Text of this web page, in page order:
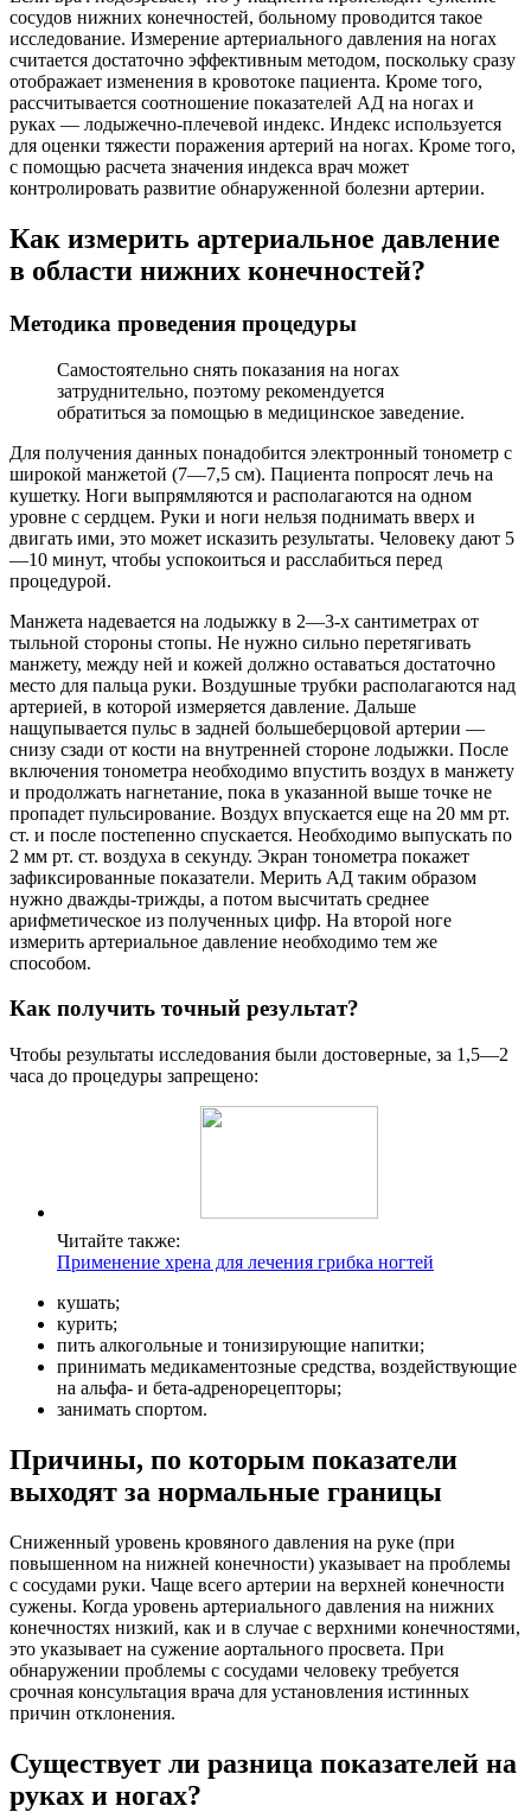
сосудов нижних конечностей, больному проводится такое
исследование. Измерение артериального давления на ногах
считается достаточно эффективным методом, поскольку сразу
отображает изменения в кровотоке пациента. Кроме того,
рассчитывается соотношение показателей АД на ногах и
руках — лодыжечно-плечевой индекс. Индекс используется
для оценки тяжести поражения артерий на ногах. Кроме того,
с помощью расчета значения индекса врач может
контролировать развитие обнаруженной болезни артерии.
Как измерить артериальное давление
в области нижних конечностей?
Методика проведения процедуры
Самостоятельно снять показания на ногах
затруднительно, поэтому рекомендуется
обратиться за помощью в медицинское заведение.
Для получения данных понадобится электронный тонометр с
широкой манжетой (7—7,5 см). Пациента попросят лечь на
кушетку. Ноги выпрямляются и располагаются на одном
уровне с сердцем. Руки и ноги нельзя поднимать вверх и
двигать ими, это может исказить результаты. Человеку дают 5
—10 минут, чтобы успокоиться и расслабиться перед
процедурой.
Манжета надевается на лодыжку в 2—3-х сантиметрах от
тыльной стороны стопы. Не нужно сильно перетягивать
манжету, между ней и кожей должно оставаться достаточно
место для пальца руки. Воздушные трубки располагаются над
артерией, в которой измеряется давление. Дальше
нащупывается пульс в задней большеберцовой артерии —
снизу сзади от кости на внутренней стороне лодыжки. После
включения тонометра необходимо впустить воздух в манжету
и продолжать нагнетание, пока в указанной выше точке не
пропадет пульсирование. Воздух впускается еще на 20 мм рт.
ст. и после постепенно спускается. Необходимо выпускать по
2 мм рт. ст. воздуха в секунду. Экран тонометра покажет
зафиксированные показатели. Мерить АД таким образом
нужно дважды-трижды, а потом высчитать среднее
арифметическое из полученных цифр. На второй ноге
измерить артериальное давление необходимо тем же
способом.
Как получить точный результат?
Чтобы результаты исследования были достоверные, за 1,5—2
часа до процедуры запрещено:
Читайте также:
Применение хрена для лечения грибка ногтей
кушать;
курить;
пить алкогольные и тонизирующие напитки;
принимать медикаментозные средства, воздействующие
на альфа- и бета-адренорецепторы;
занимать спортом.
Причины, по которым показатели
выходят за нормальные границы
Сниженный уровень кровяного давления на руке (при
повышенном на нижней конечности) указывает на проблемы
с сосудами руки. Чаще всего артерии на верхней конечности
сужены. Когда уровень артериального давления на нижних
конечностях низкий, как и в случае с верхними конечностями,
это указывает на сужение аортального просвета. При
обнаружении проблемы с сосудами человеку требуется
срочная консультация врача для установления истинных
причин отклонения.
Существует ли разница показателей на
руках и ногах?